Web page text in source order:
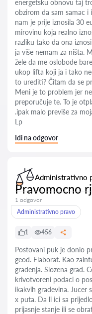
energetsku obnovu taj
obzirom da sam samac
nam je prije iznosila 30
mirovinu koja realno
razliku tako da ona
ja više nemam za ništa.
žele da me oslobode
ukop lifta koji ja i tako
to urediti? Čitam da se
Meni je to problem jer
preporučuje te. To je
.ipak malo previše za
Lp
Idi na odgovor
Administrativno
Pravomocno
1 odgovor
Administrativno pravo
1 456
Postovani puk je donio
geod. Elaborat. Kao
gradenja. Slozena grad.
krivotvoreni podaci o
ikakvih gradevina. Jucer
x puta. Da li ici sa
prijasnje stanje ili se